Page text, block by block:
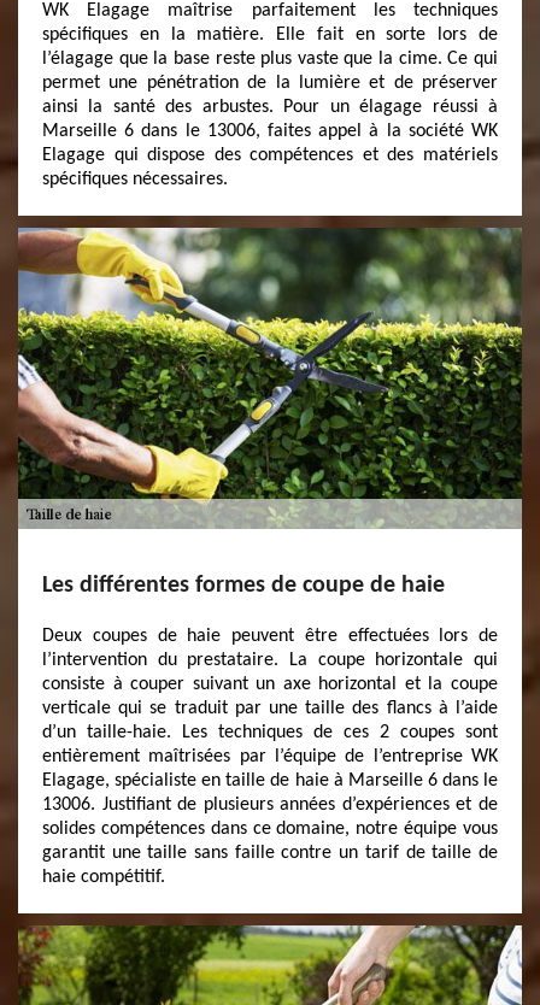
WK Elagage maîtrise parfaitement les techniques
spécifiques en la matière. Elle fait en sorte lors de
l’élagage que la base reste plus vaste que la cime. Ce qui
permet une pénétration de la lumière et de préserver
ainsi la santé des arbustes. Pour un élagage réussi à
Marseille 6 dans le 13006, faites appel à la société WK
Elagage qui dispose des compétences et des matériels
spécifiques nécessaires.
Les différentes formes de coupe de haie
Deux coupes de haie peuvent être effectuées lors de
l’intervention du prestataire. La coupe horizontale qui
consiste à couper suivant un axe horizontal et la coupe
verticale qui se traduit par une taille des flancs à l’aide
d’un taille-haie. Les techniques de ces 2 coupes sont
entièrement maîtrisées par l’équipe de l’entreprise WK
Elagage, spécialiste en taille de haie à Marseille 6 dans le
13006. Justifiant de plusieurs années d’expériences et de
solides compétences dans ce domaine, notre équipe vous
garantit une taille sans faille contre un tarif de taille de
haie compétitif.